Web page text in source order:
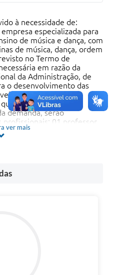
à necessidade de:
especializada para
de música e dança, com
de música, dança, ordem
no Termo de
em razão da
da Administração, de
o desenvolvimento das
o apoio de empresa
técnica dos
demanda, serão
profissionais: 01 professor
pelotão cívico e
de sopro (metais);
e disciplinar dos
público
ver mais